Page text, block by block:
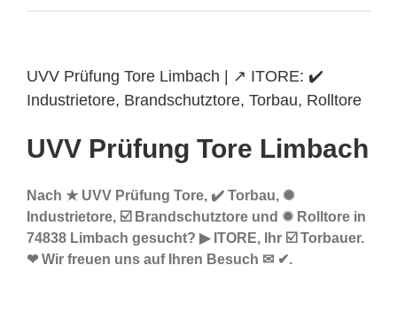
UVV Prüfung Tore Limbach | ↗️ ITORE: ✔️
Industrietore, Brandschutztore, Torbau, Rolltore
UVV Prüfung Tore Limbach
Nach ★ UVV Prüfung Tore, ✔️ Torbau, ✺
Industrietore, ☑️ Brandschutztore und ✹ Rolltore in
74838 Limbach gesucht? ▶︎ ITORE, Ihr ☑️ Torbauer.
❤ Wir freuen uns auf Ihren Besuch ✉ ✔.